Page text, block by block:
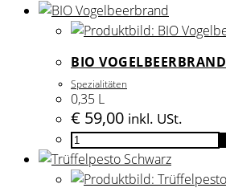
Zigarrenbrand
Menge
BIO VOGELBEERBRAND
Spezialitäten
0,35 L
€ 59,00 inkl. USt.
BIO
Vogelbeerbrand
Menge